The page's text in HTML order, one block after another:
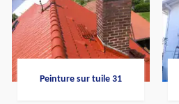
Peinture sur tuile 31